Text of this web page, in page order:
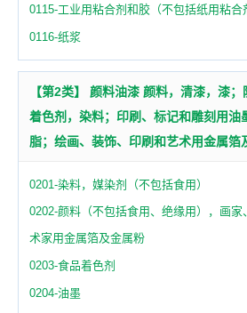
0115-工业用粘合剂和胶（不包括纸用粘合
0116-纸浆
【第2类】 颜料油漆 颜料，清漆，漆；
着色剂，染料；印刷、标记和雕刻用油
脂；绘画、装饰、印刷和艺术用金属箔
0201-染料，媒染剂（不包括食用）
0202-颜料（不包括食用、绝缘用），画
术家用金属箔及金属粉
0203-食品着色剂
0204-油墨